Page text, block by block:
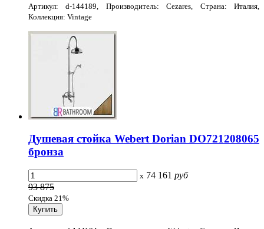
Артикул: d-144189, Производитель: Cezares, Страна: Италия,
Коллекция: Vintage
Душевая стойка Webert Dorian DO721208065
бронза
x 74 161 руб
93 875
Скидка 21%